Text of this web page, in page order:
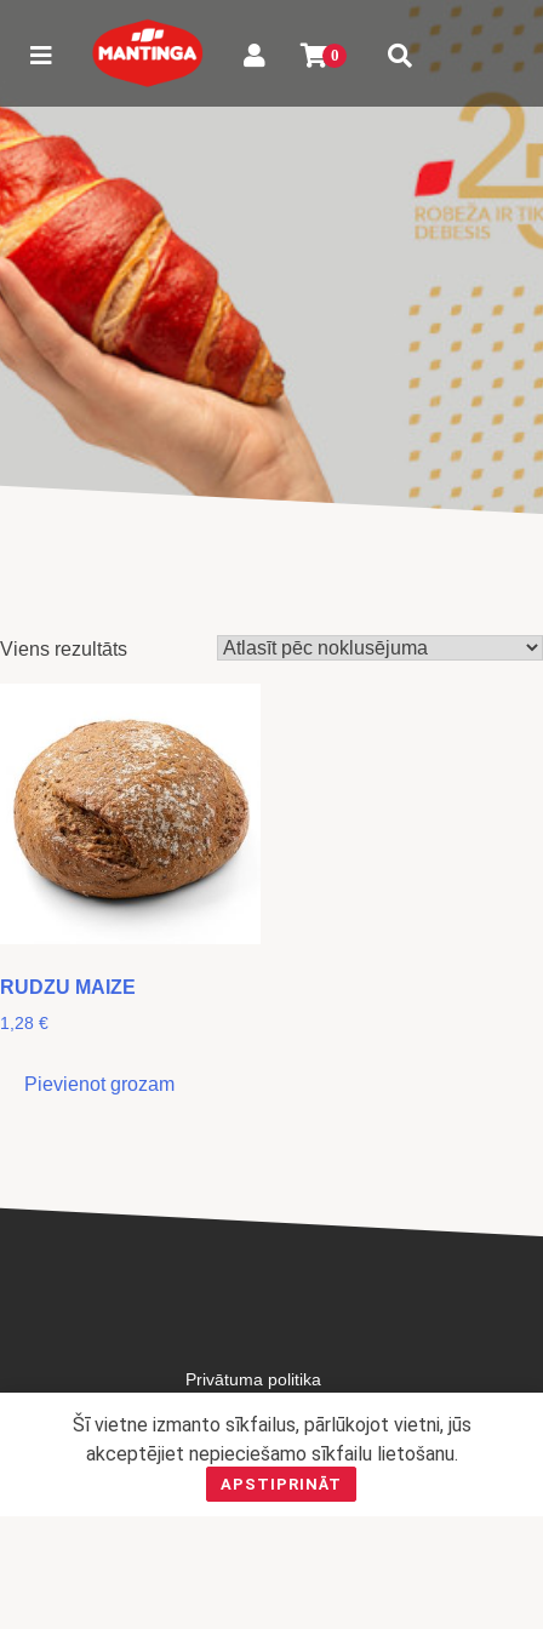
Viens rezultāts
RUDZU MAIZE
1,28 €
Pievienot grozam
Šī vietne izmanto sīkfailus, pārlūkojot vietni, jūs
akceptējiet nepieciešamo sīkfailu lietošanu.
APSTIPRINĀT
Privātuma politika
Mārketinga politika